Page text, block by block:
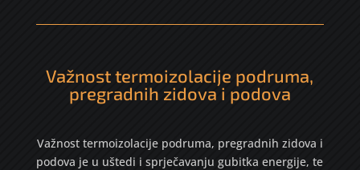
Važnost termoizolacije podruma,
pregradnih zidova i podova
Važnost termoizolacije podruma, pregradnih zidova i
podova je u uštedi i sprječavanju gubitka energije, te